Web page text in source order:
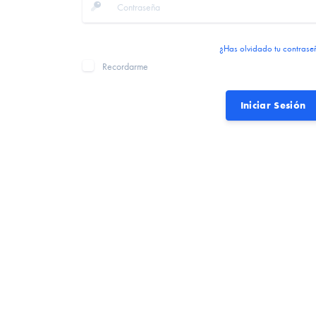
¿Has olvidado tu
Recordarme
Iniciar Sesión